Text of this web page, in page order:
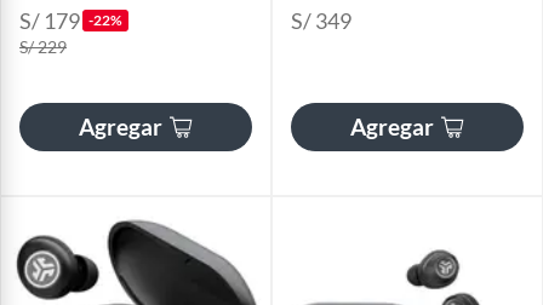
S/ 179 -22%
S/ 229
Agregar
S/ 349
Agregar